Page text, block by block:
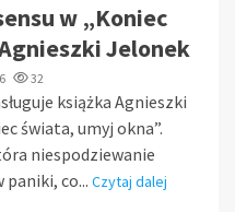
w „Koniec
Jelonek
32
książka Agnieszki
świata, umyj okna”.
niespodziewanie
paniki, co... Czytaj dalej